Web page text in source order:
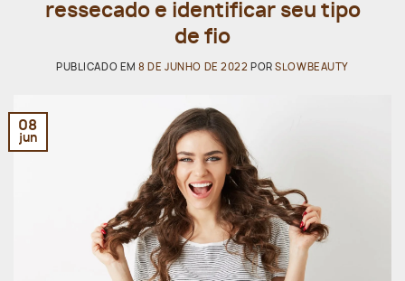
ressecado e identificar seu tipo
de fio
PUBLICADO EM8 DE JUNHO DE 2022 PORSLOWBEAUTY
08
jun